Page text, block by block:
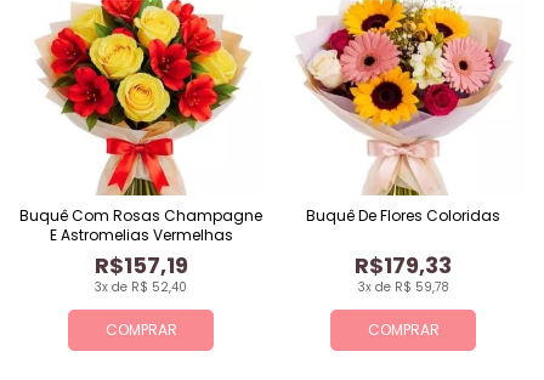
COMPRAR
3x de R$ 52,40
R$157,19
Buquê Com Rosas Champagne
E Astromelias Vermelhas
COMPRAR
3x de R$ 59,78
R$179,33
Buquê De Flores Coloridas